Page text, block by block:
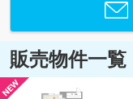
販売物件一覧